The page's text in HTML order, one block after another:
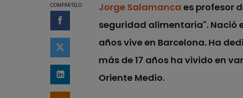
COMPÁRTELO
Compartir en Facebook
Compartir en Twitter
Compartir en LinkedIn
Jorge Salamanca es profesor
seguridad alimentaria". Nació
años vive en Barcelona. Ha
más de 17 años ha vivido en
Oriente Medio.